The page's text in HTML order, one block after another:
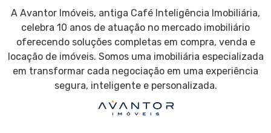
A Avantor Imóveis, antiga Café Inteligência Imobiliária,
celebra 10 anos de atuação no mercado imobiliário
oferecendo soluções completas em compra, venda e
locação de imóveis. Somos uma imobiliária especializada
em transformar cada negociação em uma experiência
segura, inteligente e personalizada.